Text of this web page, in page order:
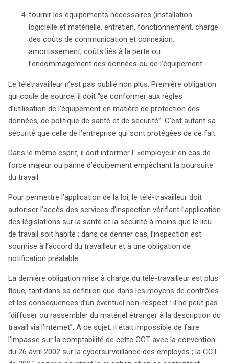
fournir les équipements nécessaires (installation
logicielle et matérielle, entretien, fonctionnement, charge
des coûts de communication et connexion,
amortissement, coûts liés à la perte ou
l’endommagement des données ou de l’équipement.
Le télétravailleur n’est pas oublié non plus. Première obligation
qui coule de source, il doit “se conformer aux règles
d’utilisation de l’équipement en matière de protection des
données, de politique de santé et de sécurité”. C’est autant sa
sécurité que celle de l’entreprise qui sont protégées de ce fait.
Dans le même esprit, il doit informer l' »employeur en cas de
force majeur ou panne d’équipement empêchant la poursuite
du travail.
Pour permettre l’application de la loi, le télé-travailleur doit
autoriser l’accès des services d’inspection vérifiant l’application
des législations sur la santé et la sécurité à moins que le lieu
de travail soit habité ; dans ce denrier cas, l’inspection est
soumise à l’accord du travailleur et à une obligation de
notification préalable.
La dernière obligation mise à charge du télé-travailleur est plus
floue, tant dans sa définiion que dans les moyens de contrôles
et les conséquences d’un éventuel non-respect : il ne peut pas
“diffuser ou rassembler du matériel étranger à la description du
travail via l’internet”. A ce sujet, il était impossible de faire
l’impasse sur la comptabilité de cette CCT avec la convention
du 26 avril 2002 sur la cybersurveillance des employés ; la CCT
search